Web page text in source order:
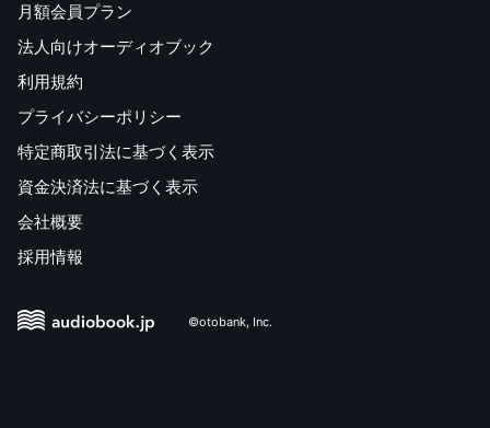
月額会員プラン
法人向けオーディオブック
利用規約
プライバシーポリシー
特定商取引法に基づく表示
資金決済法に基づく表示
会社概要
採用情報
©otobank, Inc.